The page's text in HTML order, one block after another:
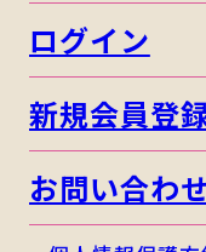
ログイン
新規会員登
お問い合わ